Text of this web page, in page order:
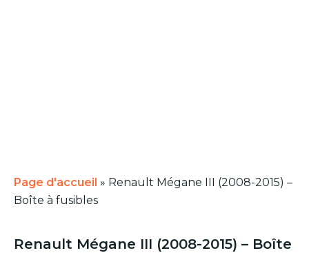
Page d'accueil » Renault Mégane III (2008-2015) –
Boîte à fusibles
Renault Mégane III (2008-2015) – Boîte